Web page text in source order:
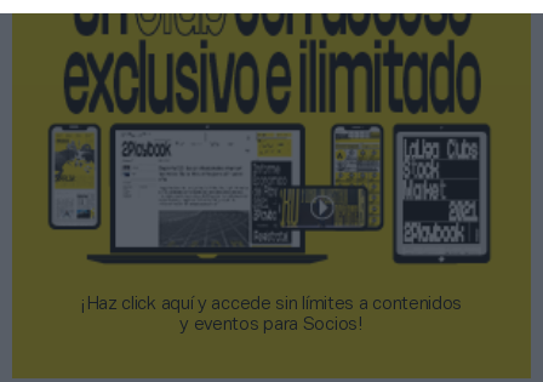
¡Haz click aquí y accede sin límites a contenidos
y eventos para Socios!​​​​​​​